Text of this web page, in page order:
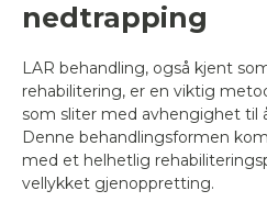
nedtrapping
LAR behandling, også kjent
rehabilitering, er en viktig
som sliter med avhengighet til
Denne behandlingsformen
med et helhetlig
vellykket gjenoppretting.